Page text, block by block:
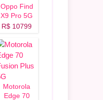
Oppo Find
X9 Pro 5G
R$ 10799
Motorola
Edge 70